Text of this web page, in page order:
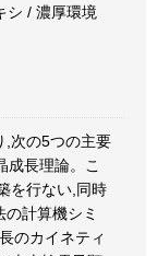
シ / 濃厚環境
,次の5つの主要
成長理論。こ
を行ない,同時
計算機シミ
のカイネティ